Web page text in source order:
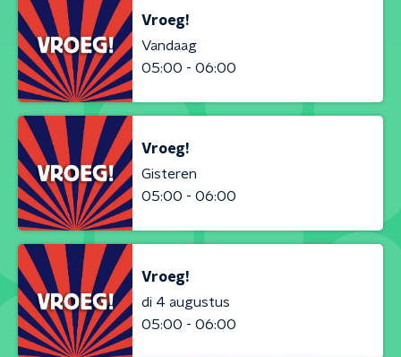
Vroeg!
Vandaag
05:00 - 06:00
Vroeg!
Gisteren
05:00 - 06:00
Vroeg!
di 4 augustus
05:00 - 06:00